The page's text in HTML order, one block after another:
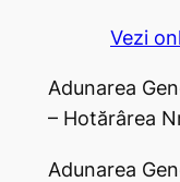
Vezi
Adunarea
– Hotărârea
Adunarea